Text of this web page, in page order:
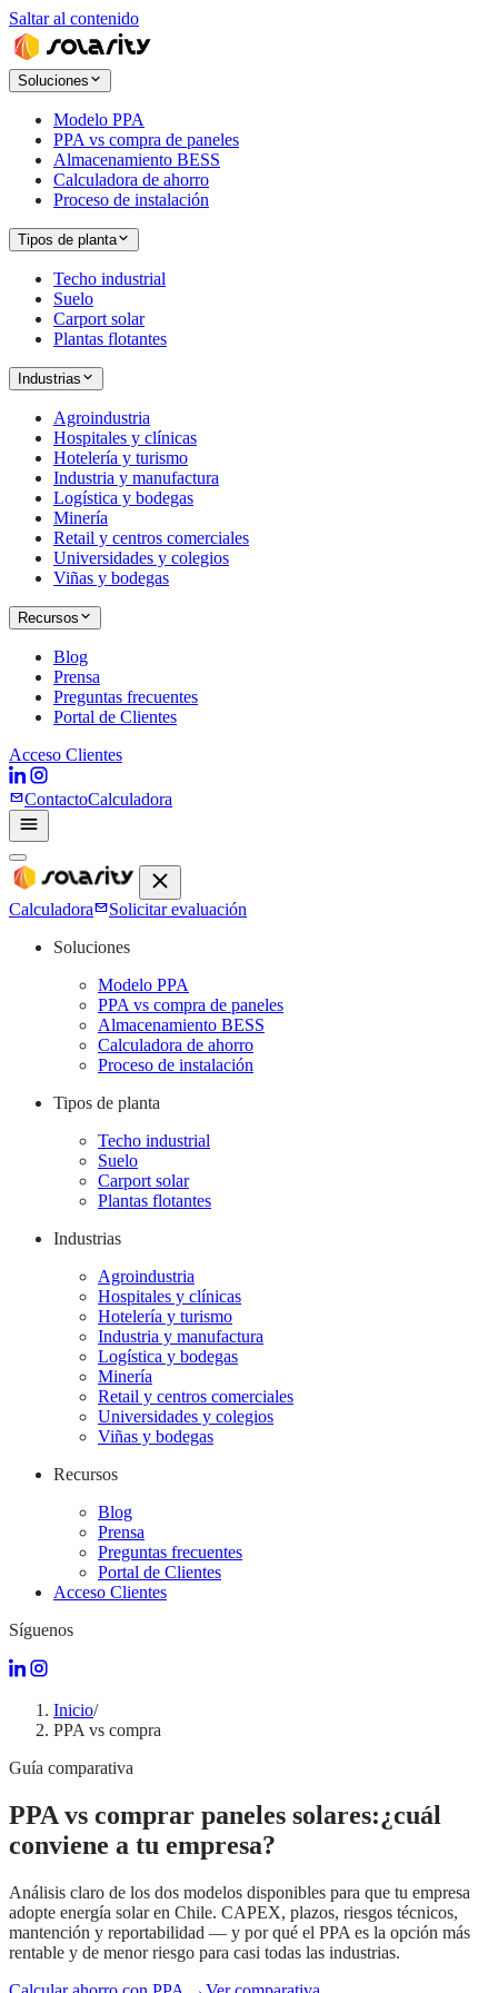
Saltar al contenido
Soluciones
Modelo PPA
PPA vs compra de paneles
Almacenamiento BESS
Calculadora de ahorro
Proceso de instalación
Tipos de planta
Techo industrial
Suelo
Carport solar
Plantas flotantes
Industrias
Agroindustria
Hospitales y clínicas
Hotelería y turismo
Industria y manufactura
Logística y bodegas
Minería
Retail y centros comerciales
Universidades y colegios
Viñas y bodegas
Recursos
Blog
Prensa
Preguntas frecuentes
Portal de Clientes
Acceso Clientes
ContactoCalculadora
Calculadora
Solicitar evaluación
Soluciones
Modelo PPA
PPA vs compra de paneles
Almacenamiento BESS
Calculadora de ahorro
Proceso de instalación
Tipos de planta
Techo industrial
Suelo
Carport solar
Plantas flotantes
Industrias
Agroindustria
Hospitales y clínicas
Hotelería y turismo
Industria y manufactura
Logística y bodegas
Minería
Retail y centros comerciales
Universidades y colegios
Viñas y bodegas
Recursos
Blog
Prensa
Preguntas frecuentes
Portal de Clientes
Acceso Clientes
Síguenos
Inicio/
PPA vs compra
Guía comparativa
PPA vs comprar paneles solares:¿cuál
conviene a tu empresa?
Análisis claro de los dos modelos disponibles para que tu empresa
adopte energía solar en Chile. CAPEX, plazos, riesgos técnicos,
mantención y reportabilidad — y por qué el PPA es la opción más
rentable y de menor riesgo para casi todas las industrias.